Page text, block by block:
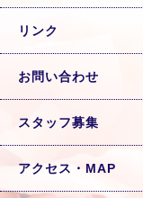
リンク
お問い合わせ
スタッフ募集
アクセス・MAP